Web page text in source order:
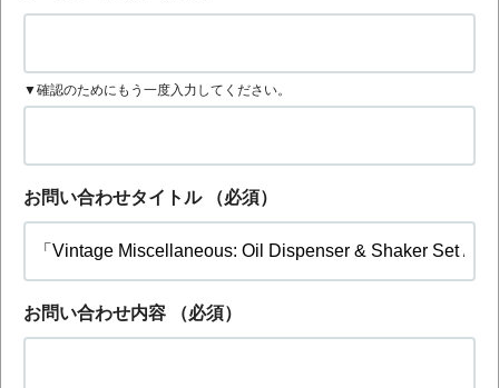
▼確認のためにもう一度入力してください。
お問い合わせタイトル （必須）
お問い合わせ内容 （必須）